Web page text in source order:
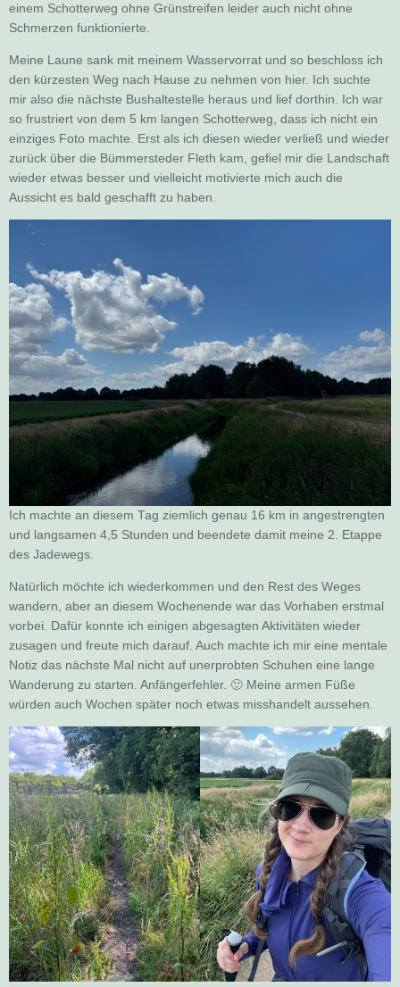
einem Schotterweg ohne Grünstreifen leider auch nicht ohne
Schmerzen funktionierte.
Meine Laune sank mit meinem Wasservorrat und so beschloss ich
den kürzesten Weg nach Hause zu nehmen von hier. Ich suchte
mir also die nächste Bushaltestelle heraus und lief dorthin. Ich war
so frustriert von dem 5 km langen Schotterweg, dass ich nicht ein
einziges Foto machte. Erst als ich diesen wieder verließ und wieder
zurück über die Bümmersteder Fleth kam, gefiel mir die Landschaft
wieder etwas besser und vielleicht motivierte mich auch die
Aussicht es bald geschafft zu haben.
Ich machte an diesem Tag ziemlich genau 16 km in angestrengten
und langsamen 4,5 Stunden und beendete damit meine 2. Etappe
des Jadewegs.
Natürlich möchte ich wiederkommen und den Rest des Weges
wandern, aber an diesem Wochenende war das Vorhaben erstmal
vorbei. Dafür konnte ich einigen abgesagten Aktivitäten wieder
zusagen und freute mich darauf. Auch machte ich mir eine mentale
Notiz das nächste Mal nicht auf unerprobten Schuhen eine lange
Wanderung zu starten. Anfängerfehler. 🙂 Meine armen Füße
würden auch Wochen später noch etwas misshandelt aussehen.